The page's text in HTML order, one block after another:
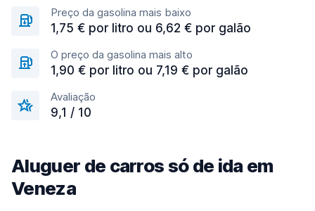
Preço da gasolina mais baixo
1,75 € por litro ou 6,62 € por galão
O preço da gasolina mais alto
1,90 € por litro ou 7,19 € por galão
Avaliação
9,1 / 10
Aluguer de carros só de ida em
Veneza